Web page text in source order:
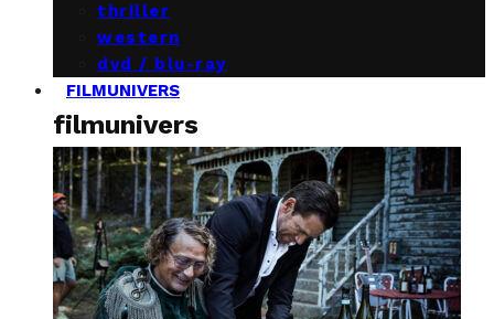
thriller
western
dvd / blu-ray
FILMUNIVERS
filmunivers